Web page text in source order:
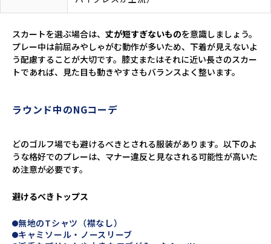
スカートを選ぶ場合は、 丈が短すぎないものを意識しましょう。
プレー中は前屈みやしゃがむ動作が多いため、下着が見えないよ
う配慮することが大切です。膝丈またはそれに近い長さのスカー
トであれば、見た目も動きやすさもバランスよく整います。
ラウンド中のNGコーデ
どのゴルフ場でも避けるべきとされる服装があります。以下のよ
うな格好でのプレーは、マナー違反と見なされる可能性が高いた
め注意が必要です。
避けるべきトップス
無地のTシャツ（襟なし）
キャミソール・ノースリーブ